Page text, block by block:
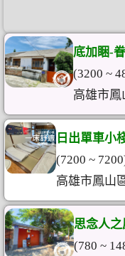
底加睏-
(3200 ~
高雄市鳳
日出單車小
(7200 ~
高雄市鳳山
思念人之
(780 ~